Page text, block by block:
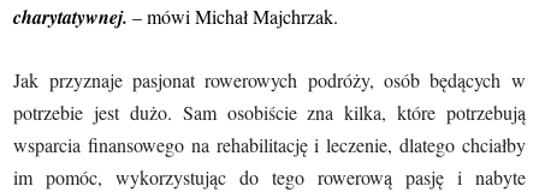
charytatywnej.–mówi Michał Majchrzak.
Jak przyznaje pasjonat rowerowych podróży, osób będących w
potrzebie jest dużo. Sam osobiście zna kilka, które potrzebują
wsparcia finansowego na rehabilitację i leczenie, dlatego chciałby
im pomóc, wykorzystując do tego rowerową pasję i nabyte